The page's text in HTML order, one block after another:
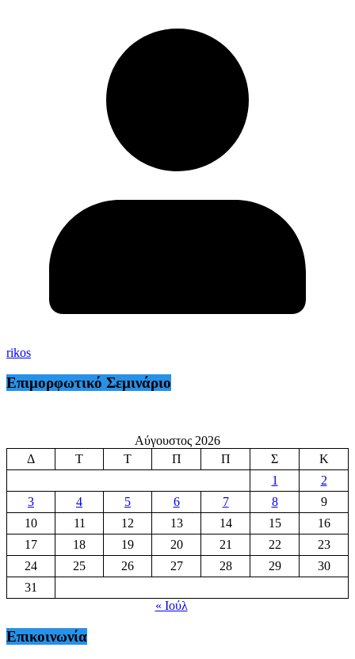
rikos
Επιμορφωτικό Σεμινάριο
Αύγουστος 2026
Δ
Τ Τ Π Π Σ
Κ
1
2
3
4 5 6 7 8
9
10
11 12 13 14 15
16
17
18 19 20 21 22
23
24
25 26 27 28 29
30
31
« Ιούλ
Επικοινωνία